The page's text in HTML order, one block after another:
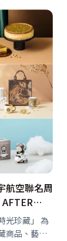
航空聯名周
光珍藏」 為
商品、藝術